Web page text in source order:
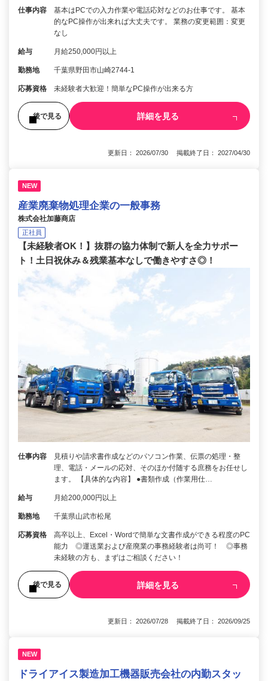
仕事内容
基本はPCでの入力作業や電話応対などのお仕事です。 基本
的なPC操作が出来れば大丈夫です。 業務の変更範囲：変更
なし
給与 月給250,000円以上
勤務地 千葉県野田市山崎2744-1
応募資格 未経験者大歓迎！簡単なPC操作が出来る方
後で見る 詳細を見る
更新日： 2026/07/30 掲載終了日： 2027/04/30
NEW
産業廃棄物処理企業の一般事務
株式会社加藤商店
正社員
【未経験者OK！】抜群の協力体制で新人を全力サポー
ト！土日祝休み＆残業基本なしで働きやすさ◎！
仕事内容
見積りや請求書作成などのパソコン作業、伝票の処理・整
理、電話・メールの応対、そのほか付随する庶務をお任せし
ます。 【具体的な内容】 ●書類作成（作業用仕…
給与 月給200,000円以上
勤務地 千葉県山武市松尾
応募資格
高卒以上、Excel・Wordで簡単な文書作成ができる程度のPC
能力 ◎運送業および産廃業の事務経験者は尚可！ ◎事務
未経験の方も、まずはご相談ください！
後で見る 詳細を見る
更新日： 2026/07/28 掲載終了日： 2026/09/25
NEW
ドライアイス製造加工機器販売会社の内勤スタッ